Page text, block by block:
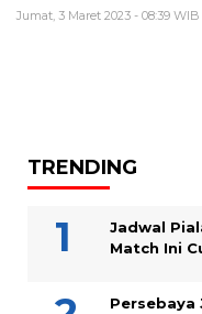
Jumat, 3 Maret 2023 - 08:39 WIB
TRENDING
Jadwal
Match Ini
Persebaya